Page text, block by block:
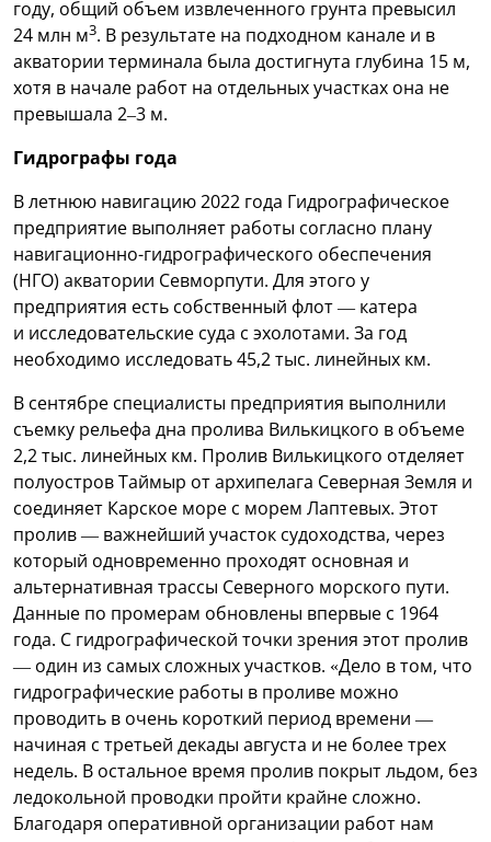
году, общий объем извлеченного грунта превысил
24 млн м3. В результате на подходном канале и в
акватории терминала была достигнута глубина 15 м,
хотя в начале работ на отдельных участках она не
превышала 2–3 м.
Гидрографы года
В летнюю навигацию 2022 года Гидрографическое
предприятие выполняет работы согласно плану
навигационно-гидрографического обеспечения
(НГО) акватории Севморпути. Для этого у
предприятия есть собственный флот — катера
и исследовательские суда с эхолотами. За год
необходимо исследовать 45,2 тыс. линейных км.
В сентябре специалисты предприятия выполнили
съемку рельефа дна пролива Вилькицкого в объеме
2,2 тыс. линейных км. Пролив Вилькицкого отделяет
полуостров Таймыр от архипелага Северная Земля и
соединяет Карское море с морем Лаптевых. Этот
пролив — важнейший участок судоходства, через
который одновременно проходят основная и
альтернативная трассы Северного морского пути.
Данные по промерам обновлены впервые с 1964
года. С гидрографической точки зрения этот пролив
— один из самых сложных участков. «Дело в том, что
гидрографические работы в проливе можно
проводить в очень короткий период времени —
начиная с третьей декады августа и не более трех
недель. В остальное время пролив покрыт льдом, без
ледокольной проводки пройти крайне сложно.
Благодаря оперативной организации работ нам